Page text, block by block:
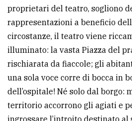
proprietari del teatro, sogliono
rappresentazioni a beneficio
circostanze, il teatro viene
illuminato: la vasta Piazza del
rischiarata da fiaccole; gli
una sola voce corre di bocca in
dell’ospitale! Né solo dal borgo:
territorio accorrono gli agiati e
ingrossare l’introito destinato al